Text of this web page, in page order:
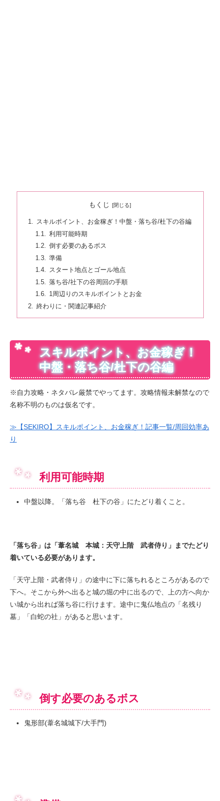
もくじ
スキルポイント、お金稼ぎ！中盤・落ち谷/杜下の谷編
利用可能時期
倒す必要のあるボス
準備
スタート地点とゴール地点
落ち谷/社下の谷周回の手順
1周辺りのスキルポイントとお金
終わりに・関連記事紹介
スキルポイント、お金稼ぎ！
中盤・落ち谷/杜下の谷編
※自力攻略・ネタバレ厳禁でやってます。攻略情報未解禁なので
名称不明のものは仮名です。
≫【SEKIRO】スキルポイント、お金稼ぎ！記事一覧/周回効率あ
り
利用可能時期
中盤以降。「落ち谷 杜下の谷」にたどり着くこと。
「落ち谷」は「葦名城 本城：天守上階 武者侍り」までたどり
着いている必要があります。
「天守上階・武者侍り」の途中に下に落ちれるところがあるので
下へ。そこから外へ出ると城の堀の中に出るので、上の方へ向か
い城から出れば落ち谷に行けます。途中に鬼仏地点の「名残り
墓」「白蛇の社」があると思います。
倒す必要のあるボス
鬼形部(葦名城城下/大手門)